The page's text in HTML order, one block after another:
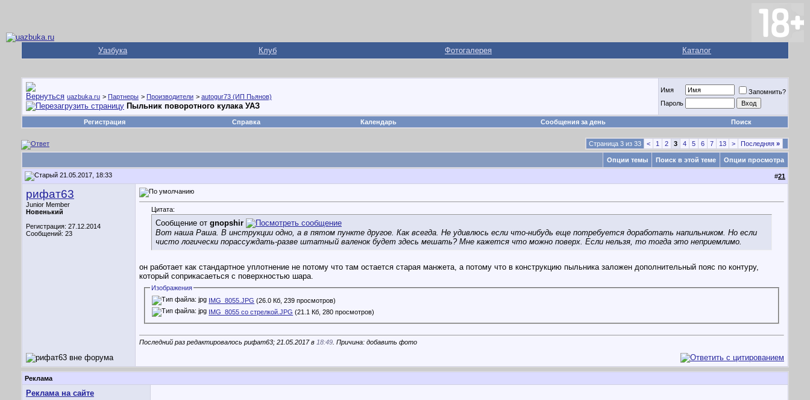
Уазбука Клуб Фотогалерея Каталог
uazbuka.ru > Партнеры > Производители > autogur73 (ИП Пьянов)
Пыльник поворотного кулака УАЗ
Имя
Запомнить?
Пароль
Регистрация Справка Календарь Сообщения за день Поиск
Страница 3 из 33 < 1 2 3 4 5 6 7 13 > Последняя »
Опции темы Поиск в этой теме Опции просмотра
21.05.2017, 18:33 #21
рифат63
Junior Member
Новенький
Регистрация: 27.12.2014
Сообщений: 23
Цитата:
Сообщение от gnopshir
Вот наша Раша. В инструкции одно, а в пятом пункте другое. Как всегда. Не удивлюсь если что-нибудь еще потребуется доработать напильником. Но если
чисто логически порассуждать-разве штатный валенок будет здесь мешать? Мне кажется что можно поверх. Если нельзя, то тогда это неприемлимо.
он работает как стандартное уплотнение не потому что там остается старая манжета, а потому что в конструкцию пыльника заложен дополнительный пояс по контуру,
который соприкасаеться с поверхностью шара.
Изображения
IMG_8055.JPG (26.0 Кб, 239 просмотров)
IMG_8055 со стрелкой.JPG (21.1 Кб, 280 просмотров)
Последний раз редактировалось рифат63; 21.05.2017 в 18:49 . Причина: добавить фото
Реклама
Реклама на сайте